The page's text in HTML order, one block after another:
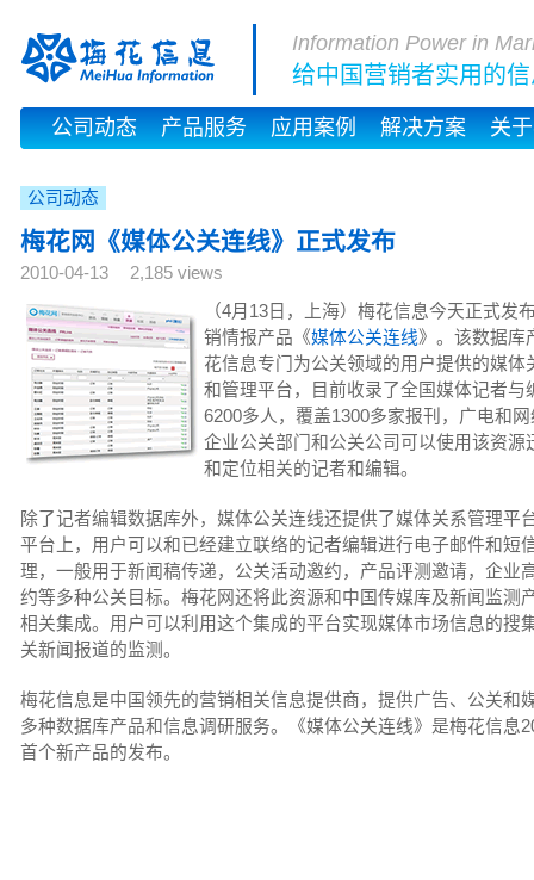
Information Power in
给中国营销者实用的
公司动态 产品服务 应用案例 解决方案 关
公司动态
梅花网《媒体公关连线》正式发布
2010-04-13
2,185 views
（4月13日，上海）梅花信息今天正式发
销情报产品《媒体公关连线》。该数据库
花信息专门为公关领域的用户提供的媒体
和管理平台，目前收录了全国媒体记者与
6200多人，覆盖1300多家报刊，广电和
企业公关部门和公关公司可以使用该资源
和定位相关的记者和编辑。
除了记者编辑数据库外，媒体公关连线还提供了媒体关系管理平
平台上，用户可以和已经建立联络的记者编辑进行电子邮件和短
理，一般用于新闻稿传递，公关活动邀约，产品评测邀请，企业
约等多种公关目标。梅花网还将此资源和中国传媒库及新闻监测
相关集成。用户可以利用这个集成的平台实现媒体市场信息的搜
关新闻报道的监测。
梅花信息是中国领先的营销相关信息提供商，提供广告、公关和
多种数据库产品和信息调研服务。《媒体公关连线》是梅花信息
首个新产品的发布。